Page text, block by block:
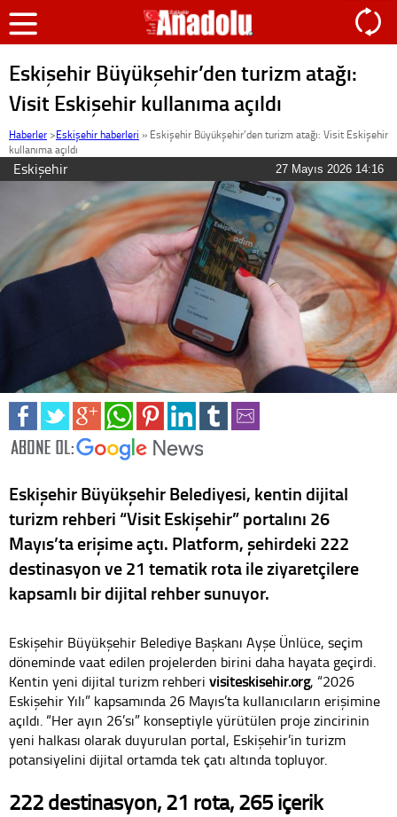
Eskişehir Büyükşehir’den turizm atağı:
Visit Eskişehir kullanıma açıldı
Haberler >Eskişehir haberleri » Eskişehir Büyükşehir’den turizm atağı: Visit Eskişehir
kullanıma açıldı
Eskişehir 27 Mayıs 2026 14:16
Eskişehir Büyükşehir Belediyesi, kentin dijital
turizm rehberi “Visit Eskişehir” portalını 26
Mayıs’ta erişime açtı. Platform, şehirdeki 222
destinasyon ve 21 tematik rota ile ziyaretçilere
kapsamlı bir dijital rehber sunuyor.
Eskişehir Büyükşehir Belediye Başkanı Ayşe Ünlüce, seçim
döneminde vaat edilen projelerden birini daha hayata geçirdi.
Kentin yeni dijital turizm rehberi visiteskisehir.org, “2026
Eskişehir Yılı” kapsamında 26 Mayıs’ta kullanıcıların erişimine
açıldı. “Her ayın 26’sı” konseptiyle yürütülen proje zincirinin
yeni halkası olarak duyurulan portal, Eskişehir’in turizm
potansiyelini dijital ortamda tek çatı altında topluyor.
222 destinasyon, 21 rota, 265 içerik